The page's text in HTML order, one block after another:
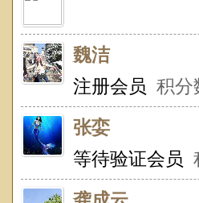
魏洁
注册会员 积分
张娈
等待验证会员